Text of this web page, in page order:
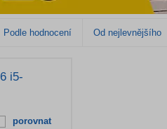
Podle hodnocení Od nejlevnějšího
i5-
porovnat